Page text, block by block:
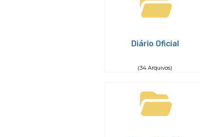
Diário Oficial
(34 Arquivos)